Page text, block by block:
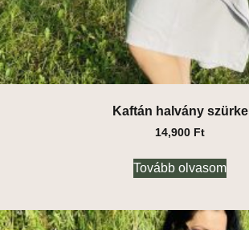
Kaftán halvány szürke
14,900 Ft
Tovább olvasom